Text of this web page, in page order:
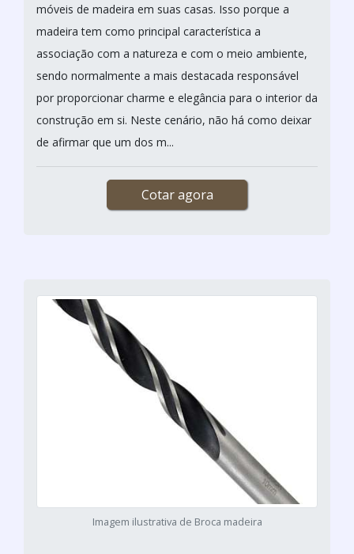
móveis de madeira em suas casas. Isso porque a
madeira tem como principal característica a
associação com a natureza e com o meio ambiente,
sendo normalmente a mais destacada responsável
por proporcionar charme e elegância para o interior da
construção em si. Neste cenário, não há como deixar
de afirmar que um dos m...
Cotar agora
Imagem ilustrativa de Broca madeira